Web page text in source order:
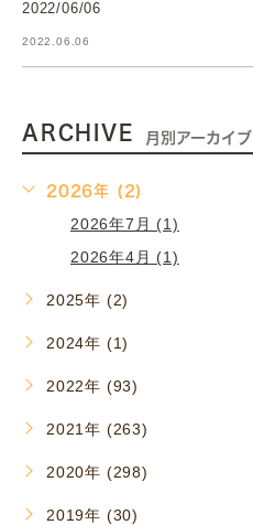
2022/06/06
2022.06.06
ARCHIVE 月別アーカイブ
2026年 (2)
2026年7月 (1)
2026年4月 (1)
2025年 (2)
2024年 (1)
2022年 (93)
2021年 (263)
2020年 (298)
2019年 (30)